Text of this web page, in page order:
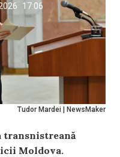
Tudor Mardei | NewsMaker
17:06
transnistreană
Moldova.